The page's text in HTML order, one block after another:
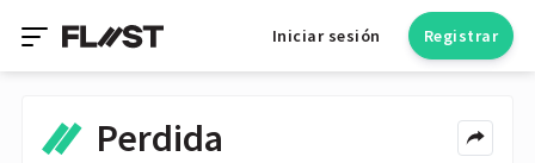
Iniciar sesión Registrar
Perdida